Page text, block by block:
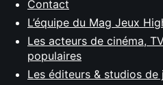
Contact
L’équipe du Mag Jeux
Les acteurs de cinéma,
populaires
Les éditeurs & studios